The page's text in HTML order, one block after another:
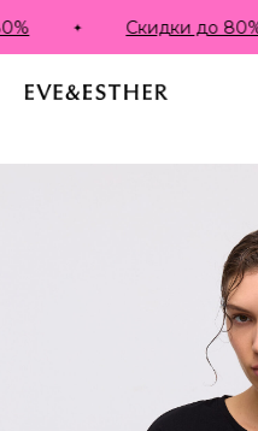
Скидки до 80%